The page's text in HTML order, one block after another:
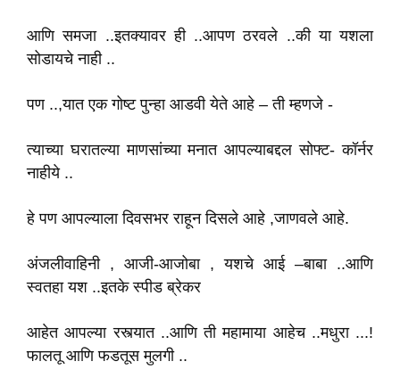
आणि समजा ..इतक्यावर ही ..आपण ठरवले ..की या यशला
सोडायचे नाही ..
पण ..,यात एक गोष्ट पुन्हा आडवी येते आहे – ती म्हणजे -
त्याच्या घरातल्या माणसांच्या मनात आपल्याबद्दल सोफ्ट- कॉर्नर
नाहीये ..
हे पण आपल्याला दिवसभर राहून दिसले आहे ,जाणवले आहे.
अंजलीवाहिनी , आजी-आजोबा , यशचे आई –बाबा ..आणि
स्वतहा यश ..इतके स्पीड ब्रेकर
आहेत आपल्या रस्त्यात ..आणि ती महामाया आहेच ..मधुरा ...!
फालतू आणि फडतूस मुलगी ..